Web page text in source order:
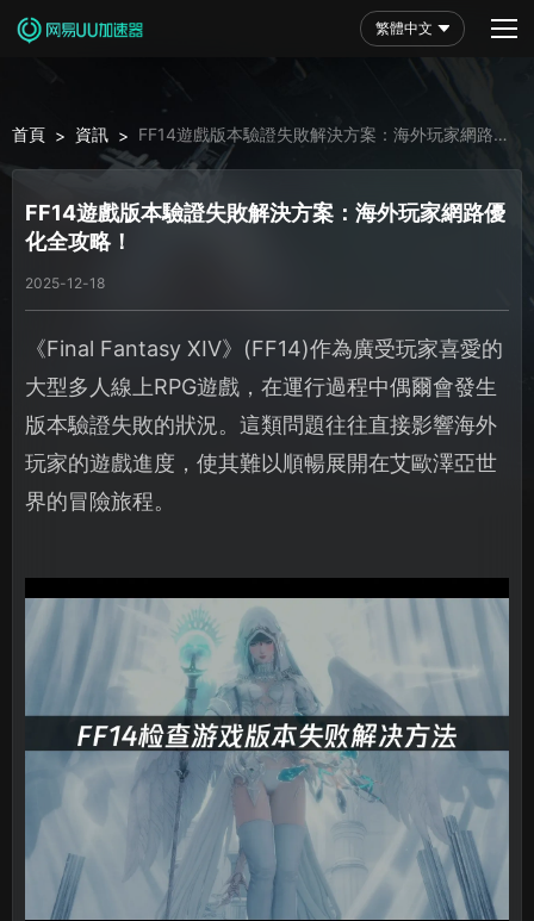
繁體中文
首頁 > 資訊 > FF14遊戲版本驗證失敗解決方案：海外玩家網路優
化全攻略！
FF14遊戲版本驗證失敗解決方案：海外玩家網路優
化全攻略！
2025-12-18
《Final Fantasy XIV》(FF14)作為廣受玩家喜愛的
大型多人線上RPG遊戲，在運行過程中偶爾會發生
版本驗證失敗的狀況。這類問題往往直接影響海外
玩家的遊戲進度，使其難以順暢展開在艾歐澤亞世
界的冒險旅程。